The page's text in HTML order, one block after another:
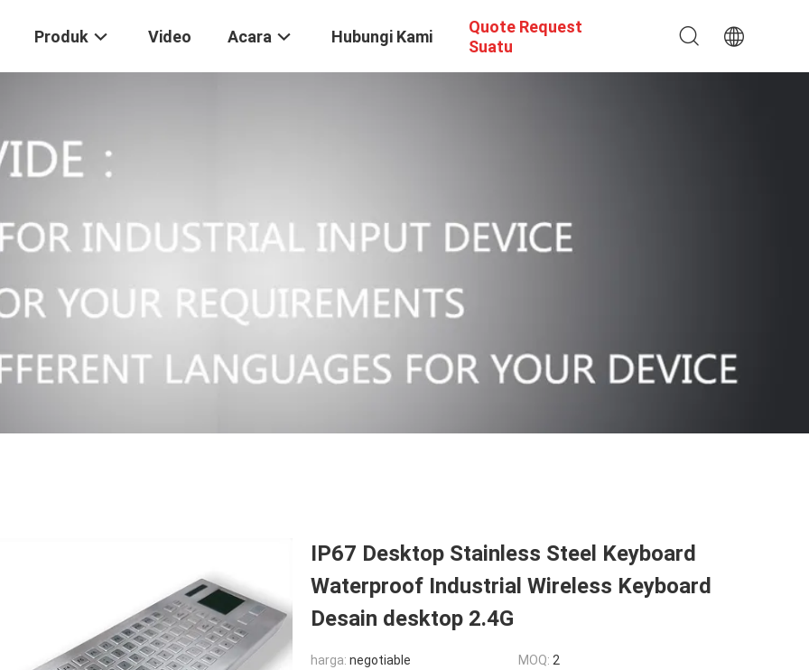
Produk Video Acara Hubungi Kami
Quote Request
Suatu
IP67 Desktop Stainless Steel Keyboard
Waterproof Industrial Wireless Keyboard
Desain desktop 2.4G
harga: negotiable MOQ: 2